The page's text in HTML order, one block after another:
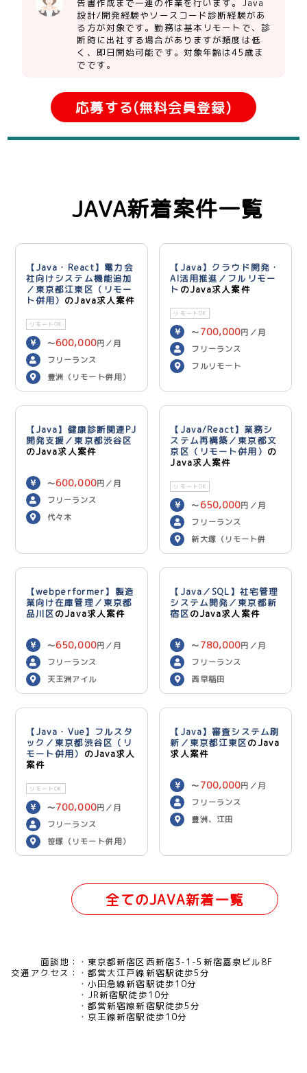
告書作成まで一連の作業を行います。Java
設計/開発経験やソースコード診断経験があ
る方が対象です。勤務は基本リモートで、診
断時に出社する場合がありますが頻度は低
く、即日開始可能です。対象年齢は45歳ま
でです。
応募する(無料会員登録)
JAVA新着案件一覧
【Java・React】電力会
社向けシステム機能追加
／東京都江東区（リモー
ト併用） のJava求人案件
リモートOK
〜600,000円／月
フリーランス
豊洲（リモート併用）
【Java】クラウド開発・
AI活用推進／フルリモー
ト のJava求人案件
リモートOK
〜 700,000円／月
フリーランス
フルリモート
【Java】健康診断関連PJ
開発支援／東京都渋谷区
のJava求人案件
〜600,000円／月
フリーランス
代々木
【Java/React】業務シ
ステム再構築／東京都文
京区（リモート併用） の
Java求人案件
リモートOK
〜 650,000円／月
フリーランス
新大塚（リモート併
用）
【webperformer】製造
業向け在庫管理／東京都
品川区のJava求人案件
〜650,000円／月
フリーランス
天王洲アイル
【Java／SQL】社宅管理
システム開発／東京都新
宿区のJava求人案件
〜 780,000円／月
フリーランス
西早稲田
【Java・Vue】フルスタ
ック／東京都渋谷区（リ
モート併用） のJava求人
案件
リモートOK
〜700,000円／月
フリーランス
笹塚（リモート併用）
【Java】審査システム刷
新／東京都江東区のJava
求人案件
〜 700,000円／月
フリーランス
豊洲、江田
全てのJAVA新着一覧
面談地：
東京都新宿区西新宿3-1-5新宿嘉泉ビル8F
交通アクセス：
都営大江戸線新宿駅徒歩5分
小田急線新宿駅徒歩10分
JR新宿駅徒歩10分
都営新宿線新宿駅徒歩5分
京王線新宿駅徒歩10分